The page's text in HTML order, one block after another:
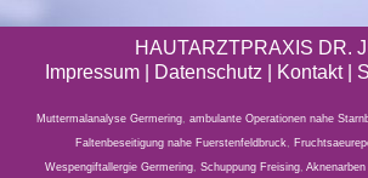
HAUTARZTPRAXIS DR.
Impressum
Datenschutz | Kontakt |
Muttermalanalyse Germering, ambulante Operationen nahe
Faltenbeseitigung nahe Fuerstenfeldbruck,
Wespengiftallergie Germering, Schuppung Freising,